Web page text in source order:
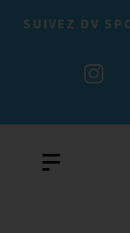
SUIVEZ DV